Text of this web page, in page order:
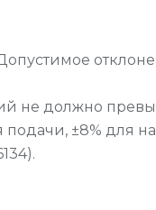
не должно
±8% для